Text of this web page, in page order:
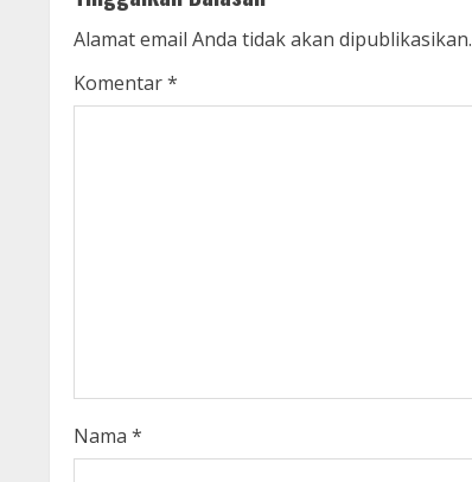
i
n
d
i
Alamat email Anda tidak akan dipublikasikan.
Komentar*
Nama *